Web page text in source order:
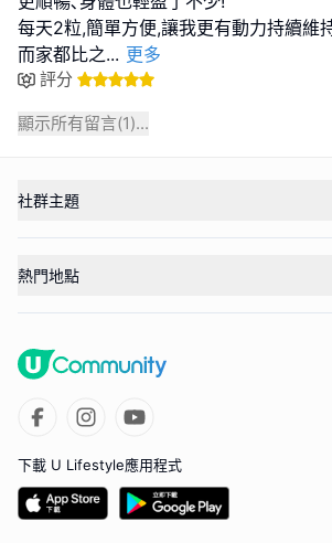
每天2粒,簡單方便,讓我更有動力持續維
而家都比之... 更多
評分
顯示所有留言(1)...
社群主題
熱門地點
下載 U Lifestyle應用程式